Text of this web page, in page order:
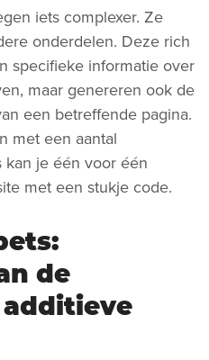
iets complexer. Ze
onderdelen. Deze rich
specifieke informatie over
maar genereren ook de
een betreffende pagina.
met een aantal
je één voor één
met een stukje code.
de